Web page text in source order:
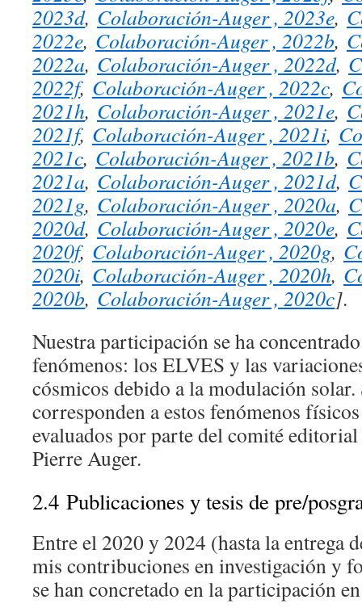
2023d, Colaboración-Auger , 2023e,
2022e, Colaboración-Auger , 2022b,
2022a, Colaboración-Auger , 2022d,
2022f, Colaboración-Auger , 2022c,
2021h, Colaboración-Auger , 2021e,
2021f, Colaboración-Auger , 2021i,
2021c, Colaboración-Auger , 2021b,
2021a, Colaboración-Auger , 2021d,
2021g, Colaboración-Auger , 2020a,
2020d, Colaboración-Auger , 2020e,
2020f, Colaboración-Auger , 2020g,
2020i, Colaboración-Auger , 2020h,
2020b, Colaboración-Auger , 2020c].
Nuestra participación se ha
fenómenos: los ELVES y las
cósmicos debido a la modulación
corresponden a estos fenómenos
evaluados por parte del comité
Pierre Auger.
2.4 Publicaciones y tesis de pre/
Entre el 2020 y 2024 (hasta la entrega
mis contribuciones en investigación y
se han concretado en la participación